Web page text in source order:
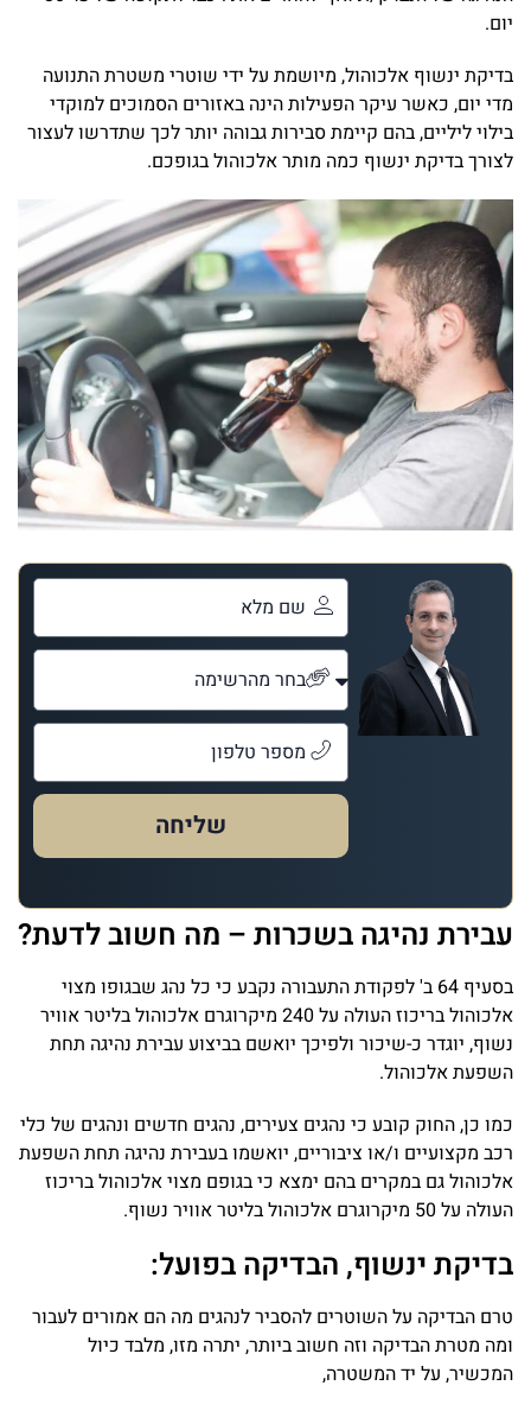
יום.
בדיקת ינשוף אלכוהול, מיושמת על ידי שוטרי משטרת התנועה
מדי יום, כאשר עיקר הפעילות הינה באזורים הסמוכים למוקדי
בילוי ליליים, בהם קיימת סבירות גבוהה יותר לכך שתדרשו לעצור
לצורך בדיקת ינשוף כמה מותר אלכוהול בגופכם.
שליחה
עבירת נהיגה בשכרות – מה חשוב לדעת?
בסעיף 64 ב' לפקודת התעבורה נקבע כי כל נהג שבגופו מצוי
אלכוהול בריכוז העולה על 240 מיקרוגרם אלכוהול בליטר אוויר
נשוף, יוגדר כ-שיכור ולפיכך יואשם בביצוע עבירת נהיגה תחת
השפעת אלכוהול.
כמו כן, החוק קובע כי נהגים צעירים, נהגים חדשים ונהגים של כלי
רכב מקצועיים ו/או ציבוריים, יואשמו בעבירת נהיגה תחת השפעת
אלכוהול גם במקרים בהם ימצא כי בגופם מצוי אלכוהול בריכוז
העולה על 50 מיקרוגרם אלכוהול בליטר אוויר נשוף.
בדיקת ינשוף, הבדיקה בפועל:
טרם הבדיקה על השוטרים להסביר לנהגים מה הם אמורים לעבור
ומה מטרת הבדיקה וזה חשוב ביותר, יתרה מזו, מלבד כיול
המכשיר, על יד המשטרה,